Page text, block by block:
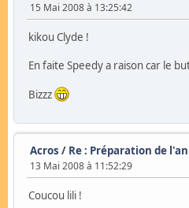
15 Mai 2008 à 13:25:42
kikou Clyde !
En faite Speedy a raison car le
Bizzz
Acros / Re : Préparation de
13 Mai 2008 à 11:52:29
Coucou lili !